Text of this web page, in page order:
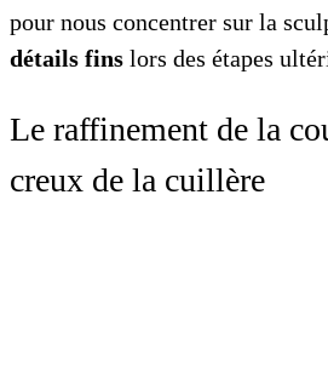
pour nous concentrer sur la
détails fins lors des étapes
Le raffinement de la
creux de la cuillère